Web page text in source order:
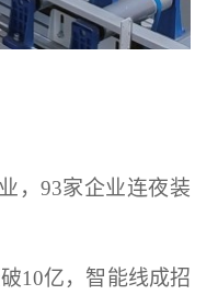
，93家企业连夜装
10亿，智能线成招